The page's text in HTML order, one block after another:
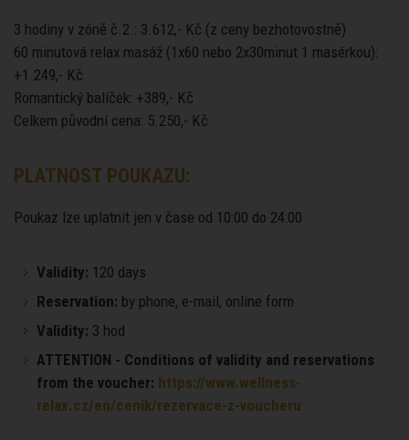
3 hodiny v zóně č.2.: 3.612,- Kč (z ceny bezhotovostně)
60 minutová relax masáž (1x60 nebo 2x30minut 1 masérkou):
+1.249,- Kč
Romantický balíček: +389,- Kč
Celkem původní cena: 5.250,- Kč
PLATNOST POUKAZU:
Poukaz lze uplatnit jen v čase od 10:00 do 24:00
Validity: 120 days
Reservation: by phone, e-mail, online form
Validity: 3 hod
ATTENTION - Conditions of validity and reservations
from the voucher: https://www.wellness-
relax.cz/en/cenik/rezervace-z-voucheru